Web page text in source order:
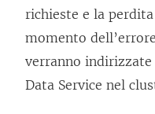
richieste e la
momento
verranno indirizzate
Data Service nel